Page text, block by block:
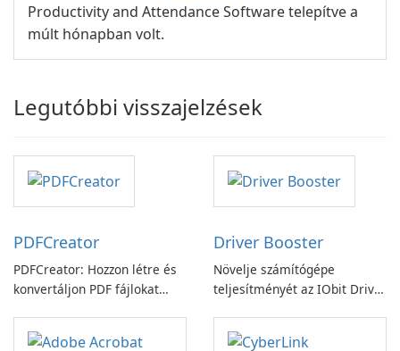
Productivity and Attendance Software telepítve a
múlt hónapban volt.
Legutóbbi visszajelzések
PDFCreator
PDFCreator: Hozzon létre és
konvertáljon PDF fájlokat
Driver Booster
Növelje számítógépe
teljesítményét az IObit Driver